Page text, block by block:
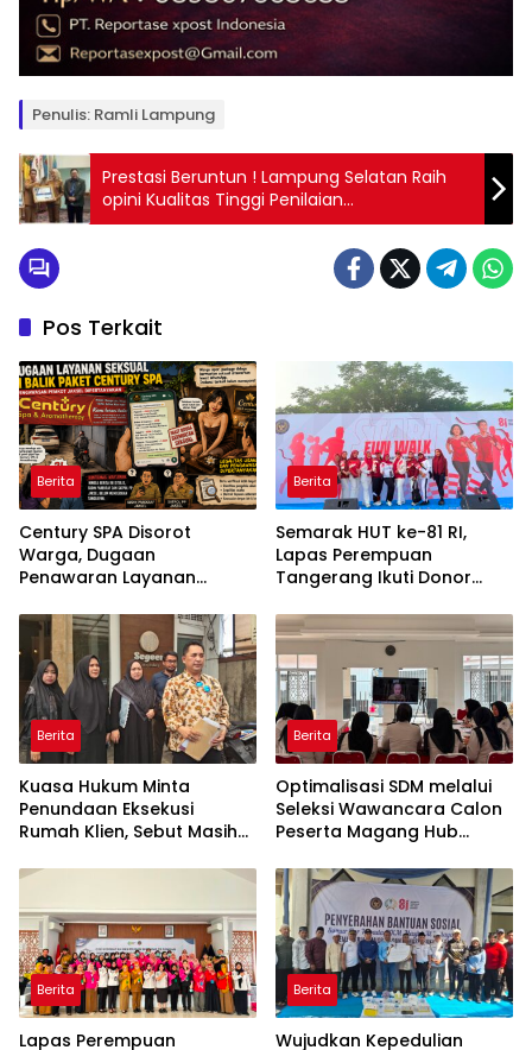
Penulis: Ramli Lampung
Prestasi Beruntun ! Lampung Selatan Raih
opini Kualitas Tinggi Penilaian
Maladministrasi Pelayanan Publik
Pos Terkait
Berita
Century SPA Disorot
Warga, Dugaan
Penawaran Layanan
Percakapan WhatsApp
Berita
Semarak HUT ke-81 RI,
Lapas Perempuan
Tangerang Ikuti Donor
Kementerian Imigrasi dan
Pemasyarakatan
Berita
Kuasa Hukum Minta
Penundaan Eksekusi
Rumah Klien, Sebut Masih
Hukum yang Berjalan
Berita
Optimalisasi SDM melalui
Seleksi Wawancara Calon
Peserta Magang Hub
2026
Berita
Lapas Perempuan
Berita
Wujudkan Kepedulian